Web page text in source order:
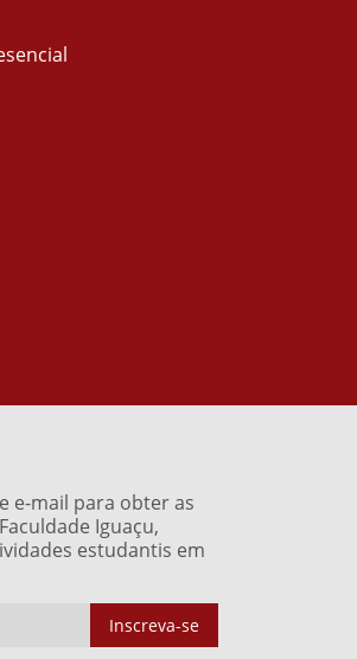
e-mail para obter as
Iguaçu,
estudantis em
Inscreva-se